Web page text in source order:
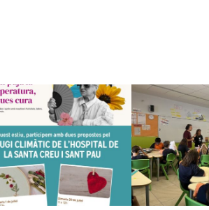
Colaboración en
el Refugio
Climático de